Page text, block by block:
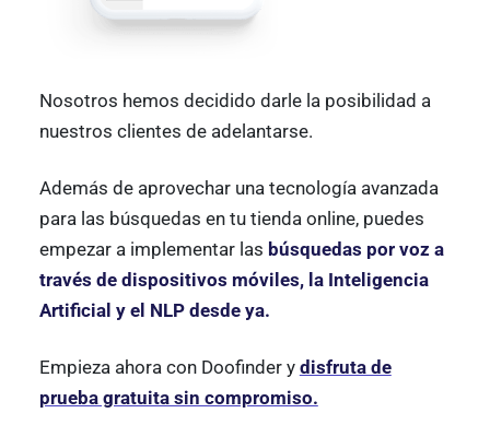
Nosotros hemos decidido darle la posibilidad a
nuestros clientes de adelantarse.
Además de aprovechar una tecnología avanzada
para las búsquedas en tu tienda online, puedes
empezar a implementar las búsquedas por voz a
través de dispositivos móviles, la Inteligencia
Artificial y el NLP desde ya.
Empieza ahora con Doofinder y disfruta de
prueba gratuita sin compromiso.